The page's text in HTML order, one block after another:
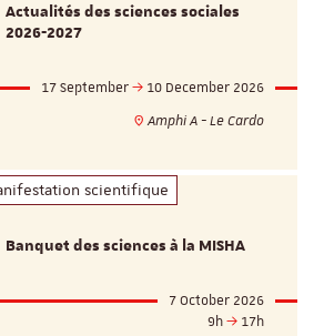
Actualités des sciences sociales
2026-2027
17 September
10 December 2026
Amphi A - Le Cardo
scientifique
Banquet des sciences à la MISHA
7 October 2026
9h
17h